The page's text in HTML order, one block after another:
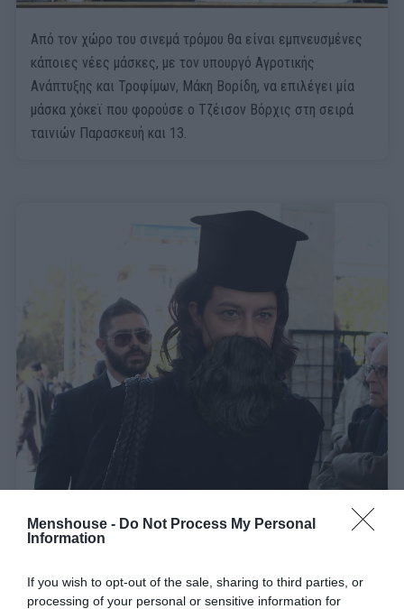
Menshouse - Do Not Process My Personal
Information
If you wish to opt-out of the sale, sharing to third parties, or
processing of your personal or sensitive information for
Από τον χώρο του σινεμά τρόμου θα είναι εμπνευσμένες
κάποιες νέες μάσκες, με τον υπουργό Αγροτικής
Ανάπτυξης και Τροφίμων, Μάκη Βορίδη, να επιλέγει μία
μάσκα χόκεϊ που φορούσε ο Τζέισον Βόρχις στη σειρά
ταινιών Παρασκευή και 13.
θα κυκλοφορεί η υπουργός Νίκη Κεραμέως, αφού αυτή η
αμφίεση όπως φαίνεται δίνει πάσο και ελευθέρας σε